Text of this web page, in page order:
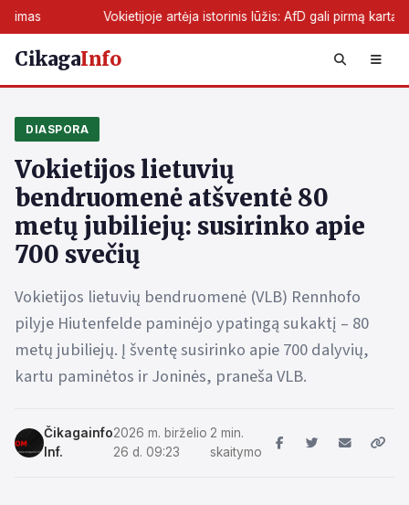
artėja istorinis lūžis: AfD gali pirmą kartą perimti žemės valdžią
CikagaInfo
DIASPORA
Vokietijos lietuvių
bendruomenė atšventė 80
metų jubiliejų: susirinko apie
700 svečių
Vokietijos lietuvių bendruomenė (VLB) Rennhofo
pilyje Hiutenfelde paminėjo ypatingą sukaktį – 80
metų jubiliejų. Į šventę susirinko apie 700 dalyvių,
kartu paminėtos ir Joninės, praneša VLB.
Čikagainfo
Inf.
2026 m. birželio
26 d. 09:23
2 min.
skaitymo